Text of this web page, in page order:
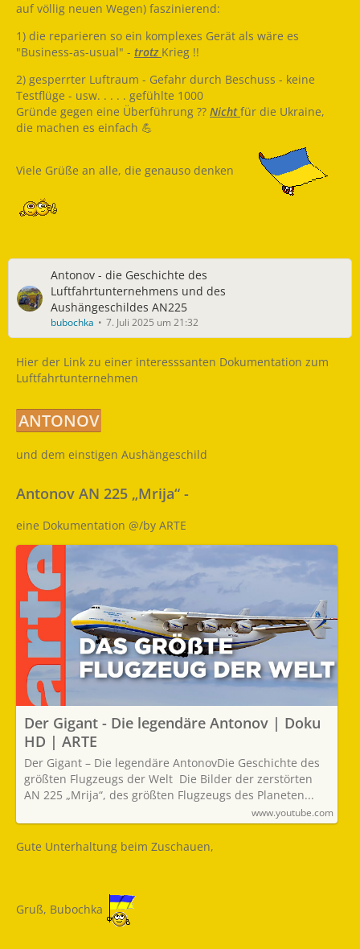
auf völlig neuen Wegen) faszinierend:
1) die reparieren so ein komplexes Gerät als wäre es
"Business-as-usual" - trotz Krieg !!
2) gesperrter Luftraum - Gefahr durch Beschuss - keine
Testflüge - usw. . . . . gefühlte 1000
Gründe gegen eine Überführung ?? Nicht für die Ukraine,
die machen es einfach 💪
Viele Grüße an alle, die genauso denken
Antonov - die Geschichte des
Luftfahrtunternehmens und des
Aushängeschildes AN225
bubochka 7. Juli 2025 um 21:32
Hier der Link zu einer interesssanten Dokumentation zum
Luftfahrtunternehmen
ANTONOV
und dem einstigen Aushängeschild
Antonov AN 225 „Mrija“ -
eine Dokumentation @/by ARTE
Der Gigant - Die legendäre Antonov | Doku
HD | ARTE
Der Gigant – Die legendäre AntonovDie Geschichte des
größten Flugzeugs der Welt Die Bilder der zerstörten
AN 225 „Mrija“, des größten Flugzeugs des Planeten...
www.youtube.com
Gute Unterhaltung beim Zuschauen,
Gruß, Bubochka